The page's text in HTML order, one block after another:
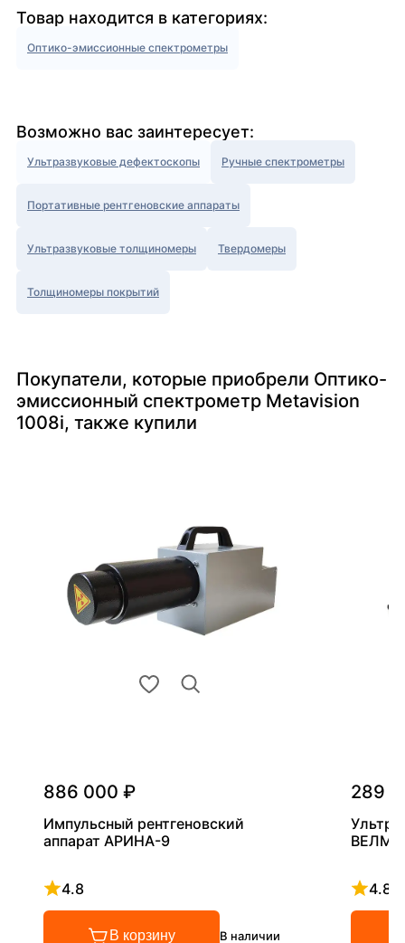
Товар находится в категориях:
Оптико-эмиссионные спектрометры
Возможно вас заинтересует:
Ультразвуковые дефектоскопы Ручные спектрометры
Портативные рентгеновские аппараты
Ультразвуковые толщиномеры Твердомеры
Толщиномеры покрытий
Покупатели, которые приобрели Оптико-
эмиссионный спектрометр Metavision
1008i, также купили
886 000 ₽
Импульсный рентгеновский
аппарат АРИНА-9
4.8
Рейтинг 4.8 из 5
В корзину В наличии
289
4.8